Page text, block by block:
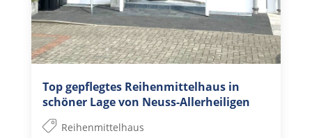
Top gepflegtes Reihenmittelhaus in
schöner Lage von Neuss-Allerheiligen
Reihenmittelhaus